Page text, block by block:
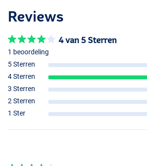
Reviews
4 van 5 Sterren
1 beoordeling
5 Sterren
4 Sterren
3 Sterren
2 Sterren
1 Ster